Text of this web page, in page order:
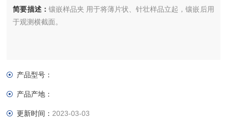
简要描述： 镶嵌样品夹 用于将薄片状、针壮样品立起，镶嵌后用
于观测横截面。
产品型号：
产品产地：
更新时间： 2023-03-03